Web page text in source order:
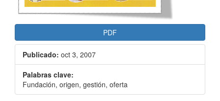
PDF
Publicado: oct 3, 2007
Palabras clave:
Fundación, origen, gestión, oferta